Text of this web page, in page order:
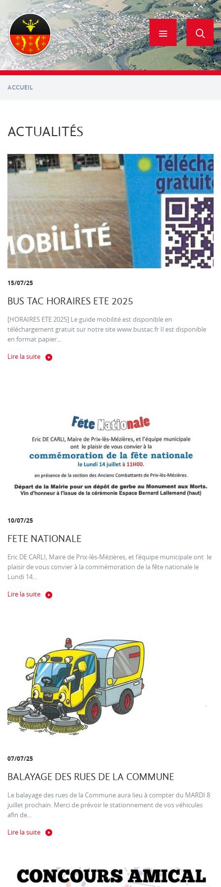
contenu
principal
ACCUEIL
ACTUALITÉS
15/07/25
BUS TAC HORAIRES ETE 2025
[HORAIRES ETE 2025] Le guide mobilité est disponible en
téléchargement gratuit sur notre site www.bustac.fr Il est disponible
en format papier...
Lire la suite
10/07/25
FETE NATIONALE
Eric DE CARLI, Maire de Prix-lès-Mézières, et l’équipe municipale ont le
plaisir de vous convier à la commémoration de la fête nationale le
Lundi 14...
Lire la suite
07/07/25
BALAYAGE DES RUES DE LA COMMUNE
Le balayage des rues de la Commune aura lieu à compter du MARDI 8
juillet prochain. Merci de prévoir le stationnement de vos véhicules
afin de...
Lire la suite